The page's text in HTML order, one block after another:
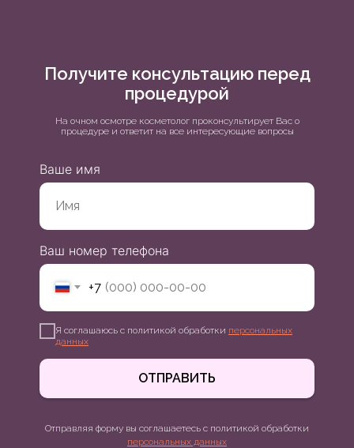
Получите консультацию перед
процедурой
На очном осмотре косметолог проконсультирует Вас о
процедуре и ответит на все интересующие вопросы
Ваше имя
Ваш номер телефона
+7
Я соглашаюсь с политикой обработки персональных
данных
ОТПРАВИТЬ
Отправляя форму вы соглашаетесь с политикой обработки
персональных данных